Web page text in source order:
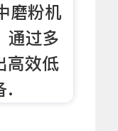
磨粉机
通过多
高效低
.